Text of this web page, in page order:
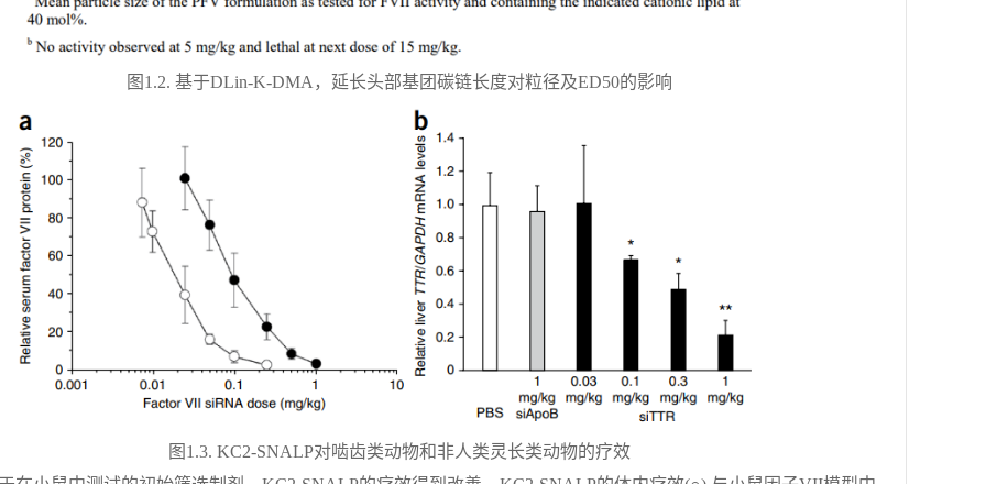
图1.2. 基于DLin-K-DMA，延长头部基团碳链长度对粒径及ED50的影响
图1.3. KC2-SNALP对啮齿类动物和非人类灵长类动物的疗效